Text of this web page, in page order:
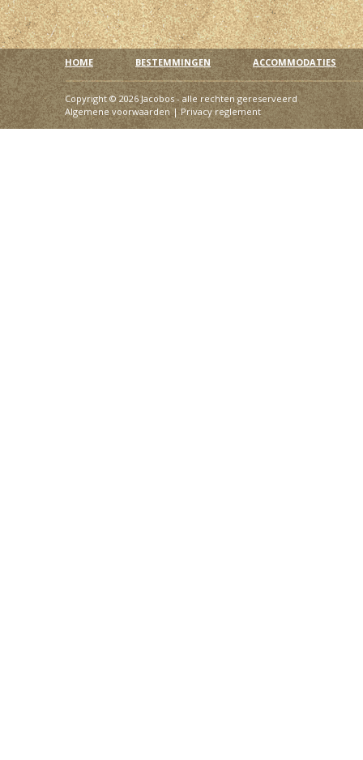
HOME BESTEMMINGEN ACCOMMODATIES
Copyright © 2026 Jacobos - alle rechten gereserveerd
Algemene voorwaarden|Privacy reglement